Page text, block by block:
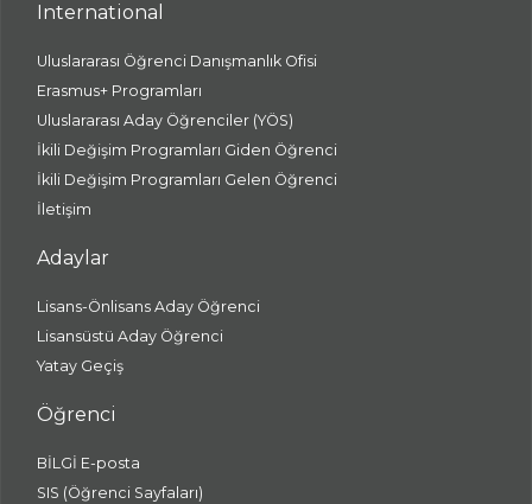
International
Uluslararası Öğrenci Danışmanlık Ofisi
Erasmus+ Programları
Uluslararası Aday Öğrenciler (YÖS)
İkili Değişim Programları Giden Öğrenci
İkili Değişim Programları Gelen Öğrenci
İletişim
Adaylar
Lisans-Önlisans Aday Öğrenci
Lisansüstü Aday Öğrenci
Yatay Geçiş
Öğrenci
BİLGİ E-posta
SIS (Öğrenci Sayfaları)